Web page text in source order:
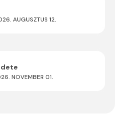
AUGUSZTUS 12.
NOVEMBER 01.